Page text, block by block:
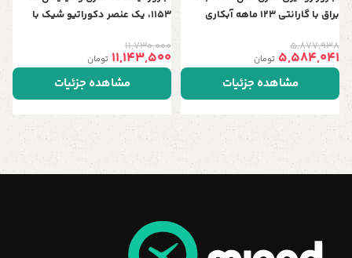
براق با گارانتی 123 ماهه آبکاری
5,877,938
5,584,041 تومان
مشاهده جزئیات
1153، یک عنصر دکوراتیو شیک با
رنگ خاص و جذاب
11,730,000
11,143,500 تومان
مشاهده جزئیات